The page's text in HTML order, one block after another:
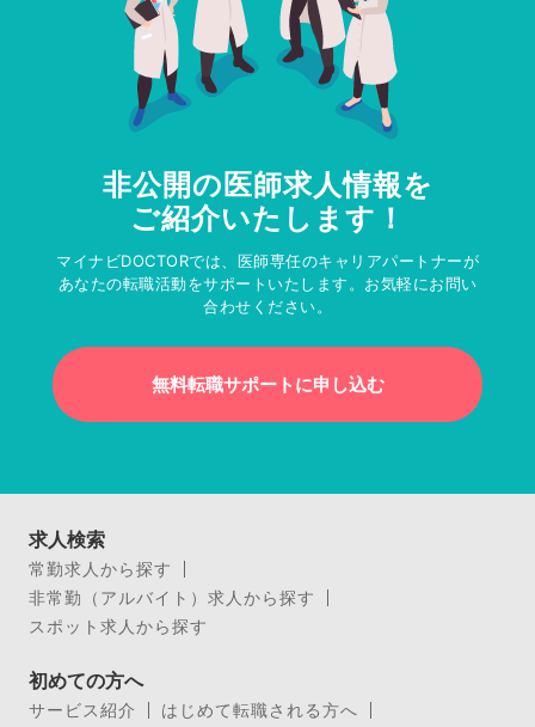
非公開の医師求人情報を
ご紹介いたします！
マイナビDOCTORでは、医師専任のキャリアパートナーが
あなたの転職活動をサポートいたします。お気軽にお問い
合わせください。
無料転職サポートに申し込む
求人検索
常勤求人から探す
非常勤（アルバイト）求人から探す
スポット求人から探す
初めての方へ
サービス紹介
はじめて転職される方へ